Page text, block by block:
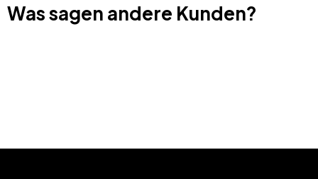
Was sagen andere Kunden?